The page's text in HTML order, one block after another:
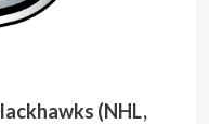
(NHL,